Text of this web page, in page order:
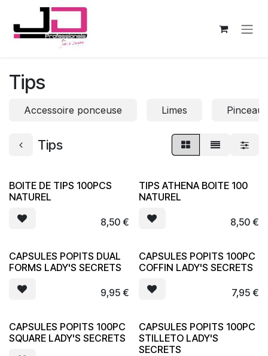
Se rendre au contenu
Tips
Accessoire ponceuse Limes Pinceaux
Tips
BOITE DE TIPS 100PCS
NATUREL
8,50€
TIPS ATHENA BOITE 100
NATUREL
8,50€
CAPSULES POPITS DUAL
FORMS LADY'S SECRETS
9,95€
CAPSULES POPITS 100PC
COFFIN LADY'S SECRETS
7,95€
CAPSULES POPITS 100PC
SQUARE LADY'S SECRETS
CAPSULES POPITS 100PC
STILLETO LADY'S
SECRETS